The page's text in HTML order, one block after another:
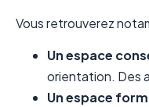
Vous retrouverez
Un espace
orientation. Des
Un espace